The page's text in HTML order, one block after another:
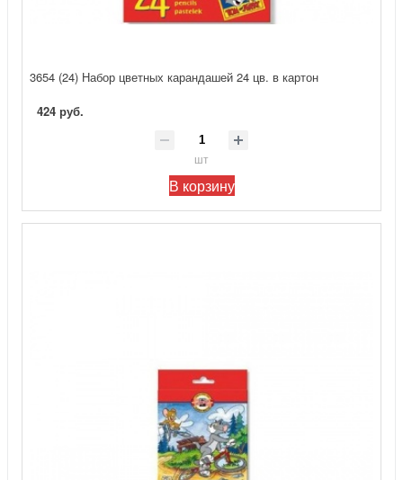
3654 (24) Набор цветных карандашей 24 цв. в картон
424 руб.
шт
В корзину